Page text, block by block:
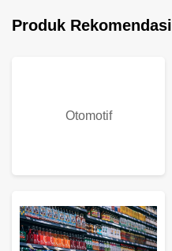
Produk Rekomendasi
Otomotif